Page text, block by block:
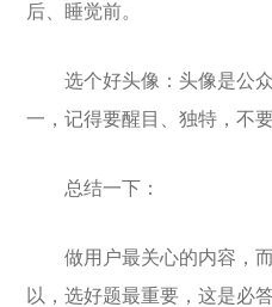
后、睡觉前。
选个好头像：头像是公众
一，记得要醒目、独特，不要
总结一下：
做用户最关心的内容，而
以，选好题最重要，这是必